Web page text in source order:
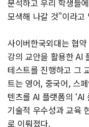
분석하고 우리 학생들
모색해 나갈 것”이라고
사이버한국외대는 협
강의 교안을 활용한 AI
테스트를 진행하고 그
트는 영어, 중국어, 스
텐츠를 AI 플랫폼의 ‘AI
기술적 우수성과 교육
로 이뤄졌다.